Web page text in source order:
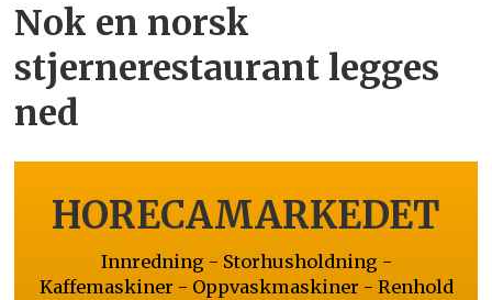
Nok en norsk
stjernerestaurant legges
ned
HORECAMARKEDET
Innredning - Storhusholdning -
Kaffemaskiner - Oppvaskmaskiner - Renhold